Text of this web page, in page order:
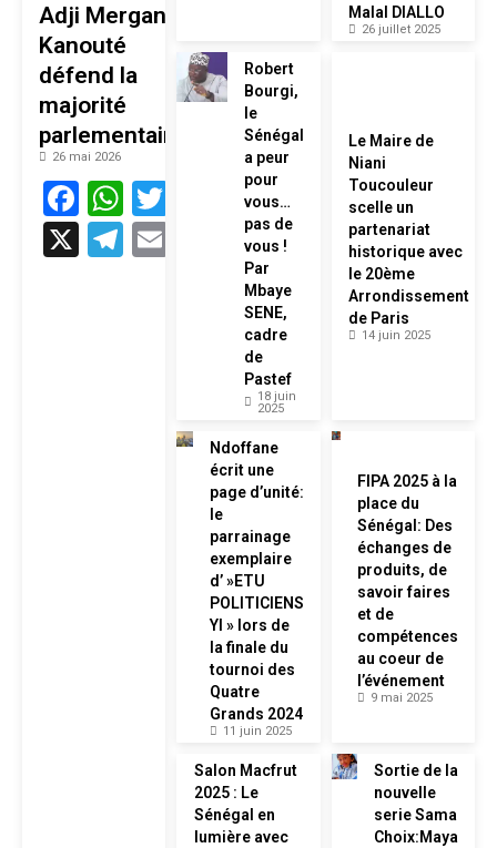
Adji Mergane
Kanouté
défend la
majorité
parlementaire
26 mai 2026
Facebook
WhatsApp
Twitter
X
Telegram
Email
Malal DIALLO
26 juillet 2025
Robert
Bourgi,
le
Sénégal
a peur
pour
vous…
pas de
vous !
Par
Mbaye
SENE,
cadre
de
Pastef
18 juin
2025
Le Maire de
Niani
Toucouleur
scelle un
partenariat
historique avec
le 20ème
Arrondissement
de Paris
14 juin 2025
Ndoffane
écrit une
page d’unité:
le
parrainage
exemplaire
d’ »ETU
POLITICIENS
YI » lors de
la finale du
tournoi des
Quatre
Grands 2024
11 juin 2025
FIPA 2025 à la
place du
Sénégal: Des
échanges de
produits, de
savoir faires
et de
compétences
au coeur de
l’événement
9 mai 2025
Salon Macfrut
2025 : Le
Sénégal en
lumière avec
Sortie de la
nouvelle
serie Sama
Choix:Maya